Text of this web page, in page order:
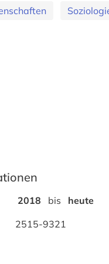
2018 bis
heute
2515-9321